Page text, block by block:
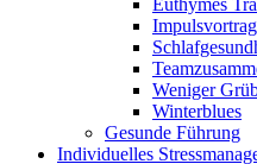
Euthymes
Weniger
Winterblues
Gesunde Führung
Individuelles